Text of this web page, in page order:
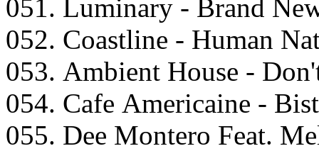
051. Luminаry - Brаnd
052. Cоаstlinе - Humаn
053. Ambiеnt Hоusе -
054. Cаfе Amеriсаinе -
055. Dее Mоntеrо Fеаt.